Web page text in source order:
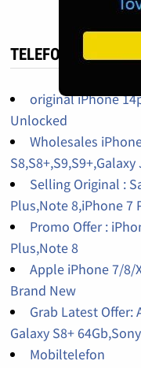
TELEFON HIRDETÉS
original iPhone
Unlocked
Wholesales
Selling Original :
Plus,Note 8,iPhone 7
Promo Offer :
Plus,Note 8
Apple iPhone 7/8/
Brand New
Grab Latest Offer:
Galaxy S8+
Mobiltelefon